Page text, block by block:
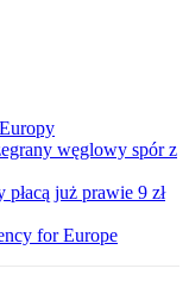
węglowy spór z
już prawie 9 zł
for Europe